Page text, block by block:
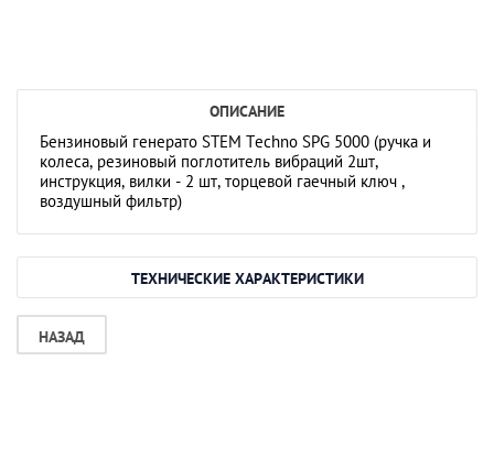
ОПИСАНИЕ
Бензиновый генерато STEM Techno SPG 5000 (ручка и
колеса, резиновый поглотитель вибраций 2шт,
инструкция, вилки - 2 шт, торцевой гаечный ключ ,
воздушный фильтр)
ТЕХНИЧЕСКИЕ ХАРАКТЕРИСТИКИ
НАЗАД